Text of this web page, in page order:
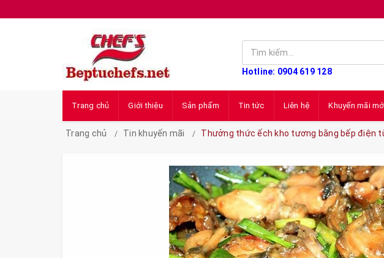
Hotline: 0904 619 128
Trang chủ Giới thiệu Sản phẩm Tin tức Liên hệ Khuyến mãi
Trang chủ Tin khuyến mãi Thưởng thức ếch kho tương bằng bếp điện